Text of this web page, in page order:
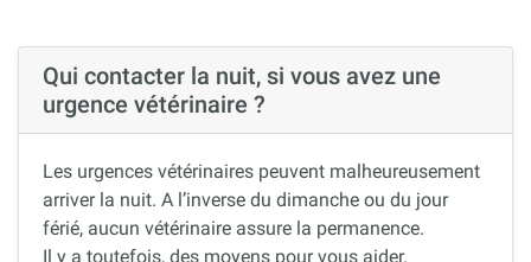
Qui contacter la nuit, si vous avez une
urgence vétérinaire ?
Les urgences vétérinaires peuvent malheureusement
arriver la nuit. A l’inverse du dimanche ou du jour
férié, aucun vétérinaire assure la permanence.
Il y a toutefois, des moyens pour vous aider.